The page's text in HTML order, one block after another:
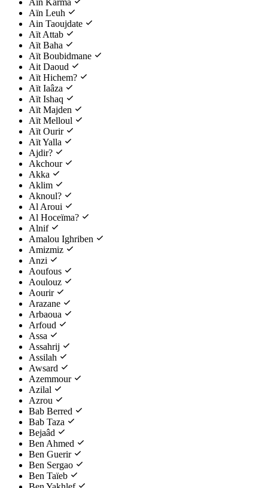
Aïn Karma
Aïn Leuh
Ain Taoujdate
Aït Attab
Aït Baha
Aït Boubidmane
Ait Daoud
Aït Hichem?
Aït Iaâza
Aït Ishaq
Aït Majden
Aït Melloul
Aït Ourir
Aït Yalla
Ajdir?
Akchour
Akka
Aklim
Aknoul?
Al Aroui
Al Hoceïma?
Alnif
Amalou Ighriben
Amizmiz
Anzi
Aoufous
Aoulouz
Aourir
Arazane
Arbaoua
Arfoud
Assa
Assahrij
Assilah
Awsard
Azemmour
Azilal
Azrou
Bab Berred
Bab Taza
Bejaâd
Ben Ahmed
Ben Guerir
Ben Sergao
Ben Taïeb